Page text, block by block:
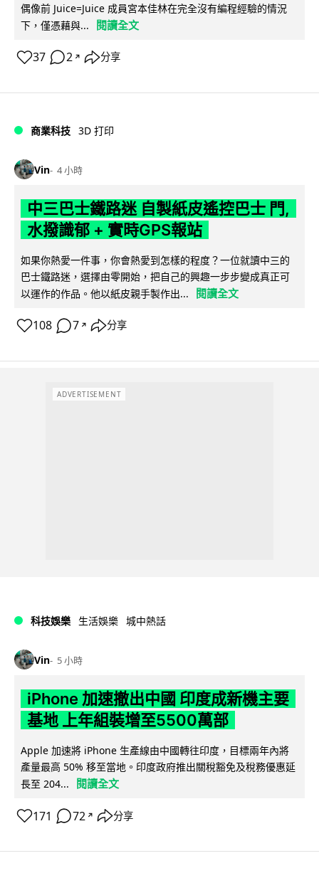
偶像前 Juice=Juice 成員宮本佳林在完全沒有編程經驗的情況
下，僅憑藉與...
閱讀全文
37 2 ↗ 分享
商業科技 3D 打印
Vin 4 小時
中三巴士鐵路迷 自製紙皮遙控巴士 門,
水撥識郁 + 實時GPS報站
如果你熱愛一件事，你會熱愛到怎樣的程度？一位就讀中三的
巴士鐵路迷，選擇由零開始，把自己的興趣一步步變成真正可
以運作的作品。他以紙皮親手製作出...
閱讀全文
108 7 ↗ 分享
ADVERTISEMENT
科技娛樂 生活娛樂 城中熱話
Vin 5 小時
iPhone 加速撤出中國 印度成新機主要
基地 上年組裝增至5500萬部
Apple 加速將 iPhone 生產線由中國轉往印度，目標兩年內將
產量最高 50% 移至當地。印度政府推出關稅豁免及稅務優惠延
長至 204...
閱讀全文
171 72 ↗ 分享